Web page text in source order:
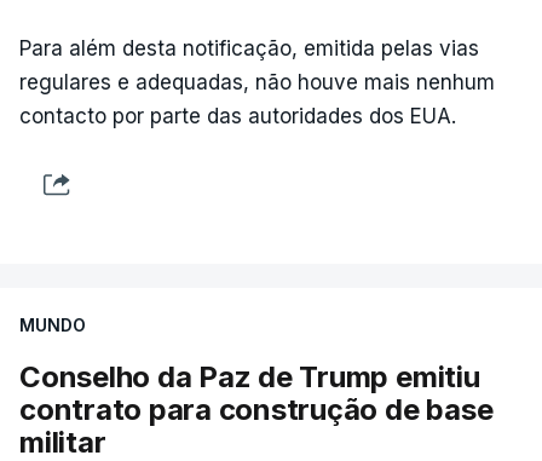
Para além desta notificação, emitida pelas vias
regulares e adequadas, não houve mais nenhum
contacto por parte das autoridades dos EUA.
MUNDO
Conselho da Paz de Trump emitiu
contrato para construção de base
militar